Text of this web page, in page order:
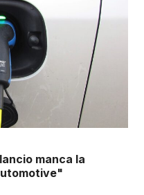
manca la